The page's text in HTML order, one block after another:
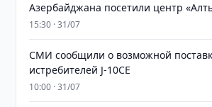
Азербайджана посетили центр
15:30 · 31/07
СМИ сообщили о возможной
истребителей J-10CE
10:00 · 31/07